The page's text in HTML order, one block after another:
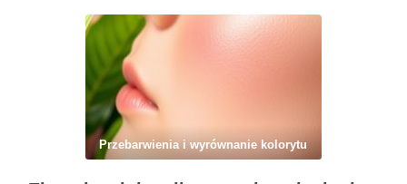
Przebarwienia i wyrównanie kolorytu